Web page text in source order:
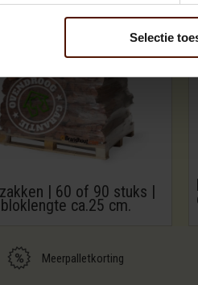
Selectie
| 60 of 90 stuks |
bloklengte ca.25 cm.
Meerpalletkorting